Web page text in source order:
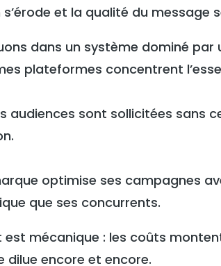
s’érode et la qualité du message
dans un système dominé
plateformes concentrent
audiences sont sollicitées sans
optimise ses campagnes
que ses concurrents.
est mécanique : les coûts
dilue encore et encore.